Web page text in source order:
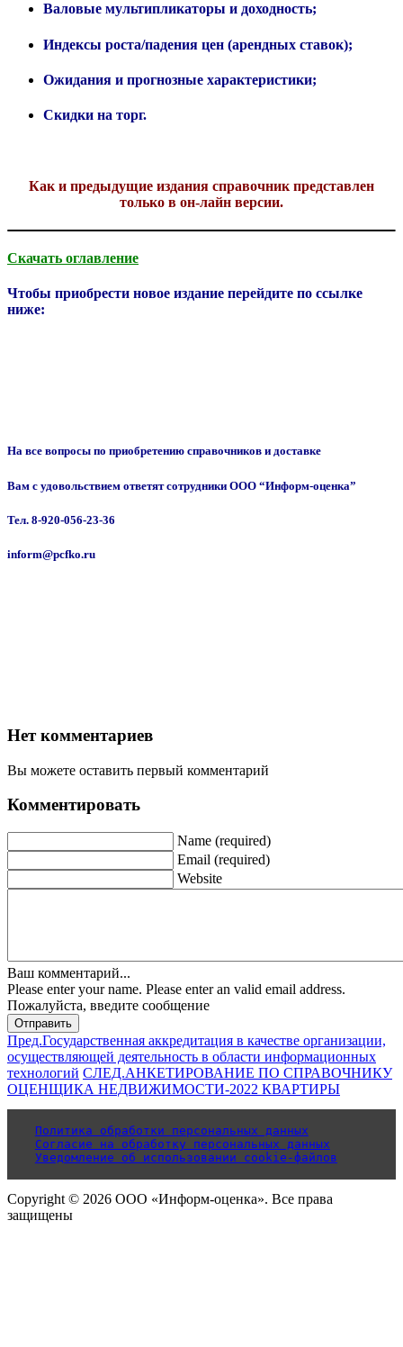
Валовые мультипликаторы и доходность;
Индексы роста/падения цен (арендных ставок);
Ожидания и прогнозные характеристики;
Скидки на торг.
Как и предыдущие издания справочник представлен
только в он-лайн версии.
Скачать оглавление
Чтобы приобрести новое издание перейдите по ссылке
ниже:
На все вопросы по приобретению справочников и доставке
Вам с удовольствием ответят сотрудники ООО “Информ-оценка”
Тел. 8-920-056-23-36
inform@pcfko.ru
Нет комментариев
Вы можете оставить первый комментарий
Комментировать
Name (required)
Email (required)
Website
Ваш комментарий...
Please enter your name. Please enter an valid email address.
Пожалуйста, введите сообщение
Отправить
Пред.Государственная аккредитация в качестве организации,
осуществляющей деятельность в области информационных
технологий СЛЕД.АНКЕТИРОВАНИЕ ПО СПРАВОЧНИКУ
ОЦЕНЩИКА НЕДВИЖИМОСТИ-2022 КВАРТИРЫ
Политика обработки персональных данных
Согласие на обработку персональных данных
Уведомление об использовании cookie-файлов
Copyright © 2026 ООО «Информ-оценка». Все права
защищены